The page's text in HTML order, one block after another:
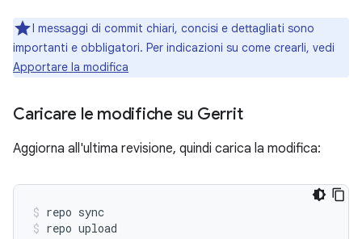
I messaggi di commit chiari, concisi e dettagliati sono
importanti e obbligatori. Per indicazioni su come crearli, vedi
Apportare la modifica
Caricare le modifiche su Gerrit
Aggiorna all'ultima revisione, quindi carica la modifica:
repo sync
repo upload